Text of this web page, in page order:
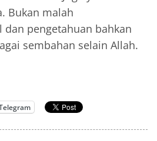
Bukan malah
dan pengetahuan bahkan
sembahan selain Allah.